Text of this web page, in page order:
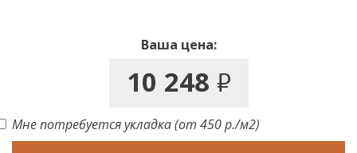
Ваша цена:
10 248 руб.
Мне потребуется укладка (от 450 р./м2)